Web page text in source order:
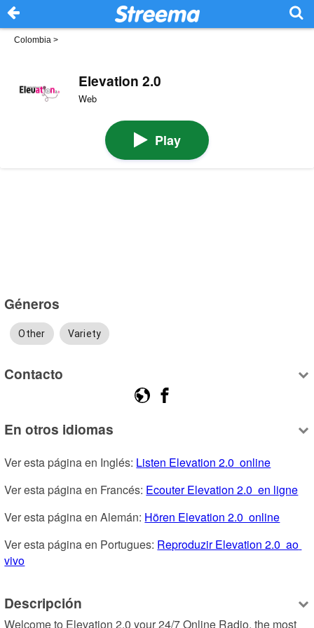
Colombia >
Elevation 2.0
Web
Play
Géneros
Other Variety
Contacto
En otros idiomas
Ver esta página en Inglés: Listen Elevation 2.0  online
Ver esta página en Francés: Ecouter Elevation 2.0  en ligne
Ver esta página en Alemán: Hören Elevation 2.0  online
Ver esta página en Portugues: Reproduzir Elevation 2.0  ao
vivo
Descripción
Welcome to Elevation 2.0 your 24/7 Online Radio, the most